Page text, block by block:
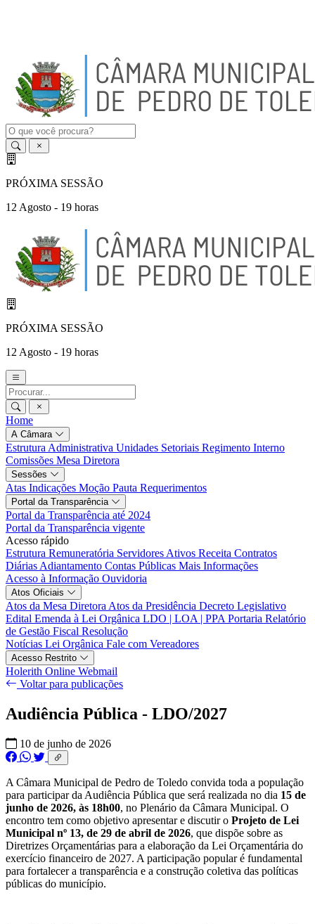
PRÓXIMA SESSÃO
12 Agosto - 19 horas
PRÓXIMA SESSÃO
12 Agosto - 19 horas
Home
A Câmara
Estrutura Administrativa Unidades Setoriais Regimento Interno
Comissões Mesa Diretora
Sessões
Atas Indicações Moção Pauta Requerimentos
Portal da Transparência
Portal da Transparência até 2024
Portal da Transparência vigente
Acesso rápido
Estrutura Remuneratória Servidores Ativos Receita Contratos
Diárias Adiantamento Contas Públicas Mais Informações
Acesso à Informação Ouvidoria
Atos Oficiais
Atos da Mesa Diretora Atos da Presidência Decreto Legislativo
Edital Emenda à Lei Orgânica LDO | LOA | PPA Portaria Relatório
de Gestão Fiscal Resolução
Notícias Lei Orgânica Fale com Vereadores
Acesso Restrito
Holerith Online Webmail
Voltar para publicações
Audiência Pública - LDO/2027
10 de junho de 2026
A Câmara Municipal de Pedro de Toledo convida toda a população
para participar da Audiência Pública que será realizada no dia 15 de
junho de 2026, às 18h00, no Plenário da Câmara Municipal. O
encontro tem como objetivo apresentar e discutir o Projeto de Lei
Municipal nº 13, de 29 de abril de 2026, que dispõe sobre as
Diretrizes Orçamentárias para a elaboração da Lei Orçamentária do
exercício financeiro de 2027. A participação popular é fundamental
para fortalecer a transparência e a construção coletiva das políticas
públicas do município.